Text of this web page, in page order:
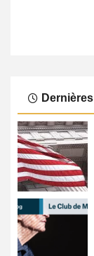
Dernières